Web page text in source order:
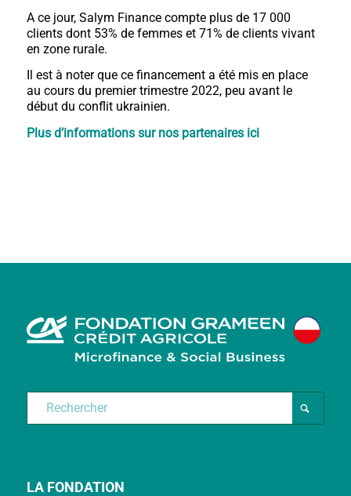
A ce jour, Salym Finance compte plus de 17 000
clients dont 53% de femmes et 71% de clients vivant
en zone rurale.
Il est à noter que ce financement a été mis en place
au cours du premier trimestre 2022, peu avant le
début du conflit ukrainien.
Plus d’informations sur nos partenaires ici
LA FONDATION